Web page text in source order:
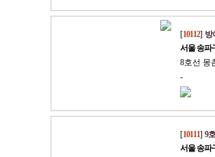
[10112] 방
서울 송파
8호선 몽
-
[10111] 9
서울 송파